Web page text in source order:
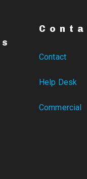
Contact
Help Desk
Commercial